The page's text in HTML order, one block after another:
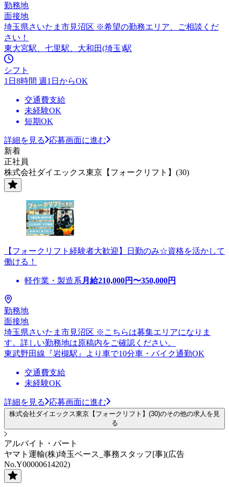
勤務地
面接地
埼玉県さいたま市見沼区 ※希望の勤務エリア、ご相談くだ
さい！
東大宮駅、七里駅、大和田(埼玉)駅
シフト
1日8時間 週1日からOK
交通費支給
未経験OK
短期OK
詳細を見る
応募画面に進む
新着
正社員
株式会社ダイエックス東京【フォークリフト】(30)
【フォークリフト経験者大歓迎】日勤のみ☆資格を活かして
働ける！
軽作業・製造系 月給210,000円〜350,000円
勤務地
面接地
埼玉県さいたま市見沼区 ※こちらは募集エリアになりま
す。詳しい勤務地は原稿内をご確認ください。
東武野田線『岩槻駅』より車で10分車・バイク通勤OK
交通費支給
未経験OK
詳細を見る 応募画面に進む
株式会社ダイエックス東京【フォークリフト】(30)のその他の求人を見
る
アルバイト・パート
ヤマト運輸(株)埼玉ベース_事務スタッフ[事](広告
No.Y00000614202)